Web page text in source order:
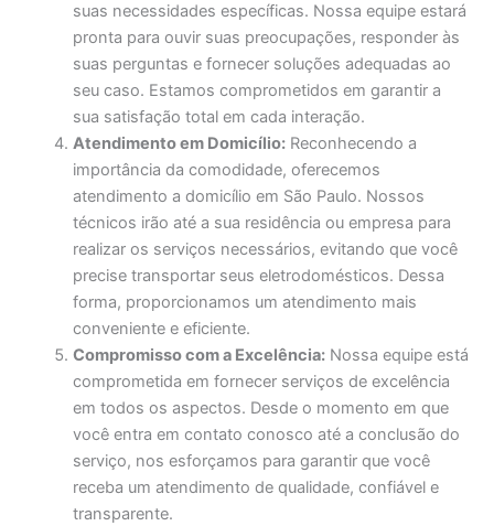
suas necessidades específicas. Nossa equipe estará
pronta para ouvir suas preocupações, responder às
suas perguntas e fornecer soluções adequadas ao
seu caso. Estamos comprometidos em garantir a
sua satisfação total em cada interação.
Atendimento em Domicílio: Reconhecendo a
importância da comodidade, oferecemos
atendimento a domicílio em São Paulo. Nossos
técnicos irão até a sua residência ou empresa para
realizar os serviços necessários, evitando que você
precise transportar seus eletrodomésticos. Dessa
forma, proporcionamos um atendimento mais
conveniente e eficiente.
Compromisso com a Excelência: Nossa equipe está
comprometida em fornecer serviços de excelência
em todos os aspectos. Desde o momento em que
você entra em contato conosco até a conclusão do
serviço, nos esforçamos para garantir que você
receba um atendimento de qualidade, confiável e
transparente.